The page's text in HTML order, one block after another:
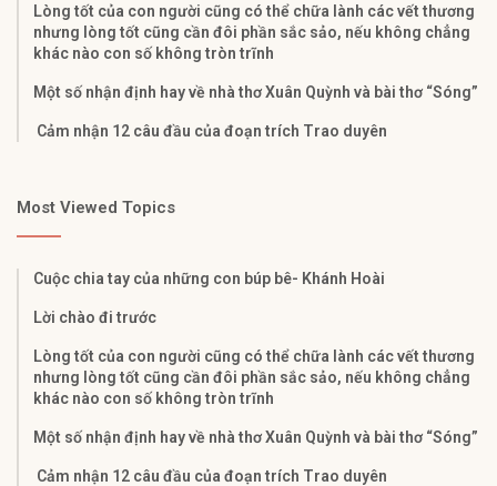
Lòng tốt của con người cũng có thể chữa lành các vết thương
nhưng lòng tốt cũng cần đôi phần sắc sảo, nếu không chẳng
khác nào con số không tròn trĩnh
Một số nhận định hay về nhà thơ Xuân Quỳnh và bài thơ “Sóng”
Cảm nhận 12 câu đầu của đoạn trích Trao duyên
Most Viewed Topics
Cuộc chia tay của những con búp bê- Khánh Hoài
Lời chào đi trước
Lòng tốt của con người cũng có thể chữa lành các vết thương
nhưng lòng tốt cũng cần đôi phần sắc sảo, nếu không chẳng
khác nào con số không tròn trĩnh
Một số nhận định hay về nhà thơ Xuân Quỳnh và bài thơ “Sóng”
Cảm nhận 12 câu đầu của đoạn trích Trao duyên